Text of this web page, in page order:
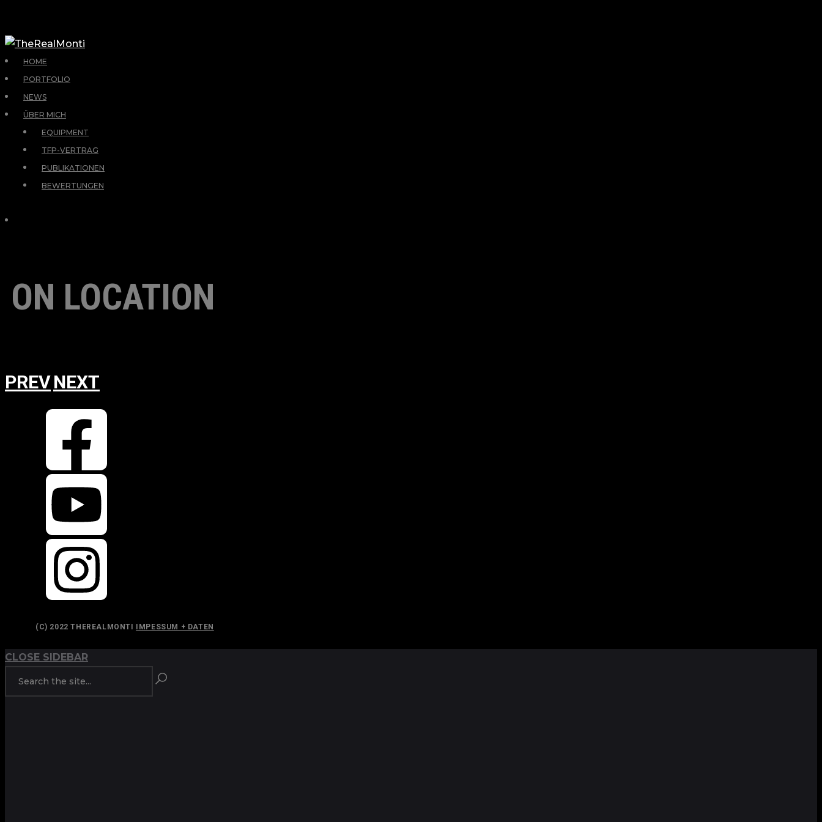
HOME
PORTFOLIO
NEWS
ÜBER MICH
EQUIPMENT
TFP-VERTRAG
PUBLIKATIONEN
BEWERTUNGEN
ON LOCATION
PREVNEXT
(C) 2022 THEREALMONTI IMPESSUM + DATEN
CLOSE SIDEBAR